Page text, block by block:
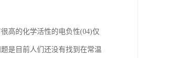
高的化学活性的电负性(04)仅
是目前人们还没有找到在常温